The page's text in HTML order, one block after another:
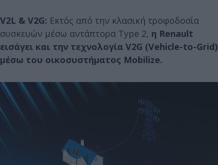
V2L & V2G: Εκτός από την κλασική τροφοδοσία
συσκευών μέσω αντάπτορα Type 2, η Renault
εισάγει και την τεχνολογία V2G (Vehicle-to-Grid)
μέσω του οικοσυστήματος Mobilize.